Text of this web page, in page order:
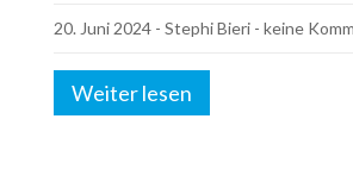
20. Juni 2024 - Stephi Bieri - keine
Weiter lesen